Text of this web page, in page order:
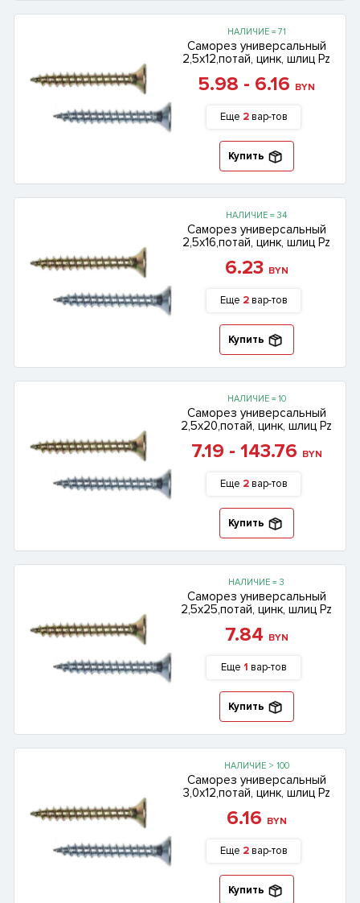
НАЛИЧИЕ = 71
Саморез универсальный
2,5х12,потай, цинк, шлиц Pz
5.98 - 6.16 BYN
Еще 2 вар-тов
Купить
НАЛИЧИЕ = 34
Саморез универсальный
2,5х16,потай, цинк, шлиц Pz
6.23 BYN
Еще 2 вар-тов
Купить
НАЛИЧИЕ = 10
Саморез универсальный
2,5х20,потай, цинк, шлиц Pz
7.19 - 143.76 BYN
Еще 2 вар-тов
Купить
НАЛИЧИЕ = 3
Саморез универсальный
2,5х25,потай, цинк, шлиц Pz
7.84 BYN
Еще 1 вар-тов
Купить
НАЛИЧИЕ > 100
Саморез универсальный
3,0х12,потай, цинк, шлиц Pz
6.16 BYN
Еще 2 вар-тов
Купить